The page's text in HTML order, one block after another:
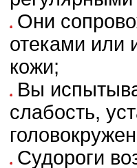
Они
отеками или
кожи;
Вы
слабость,
Судороги